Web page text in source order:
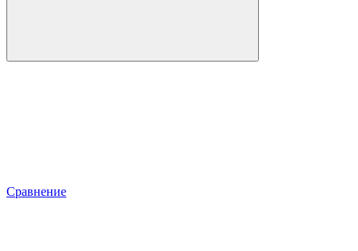
Сравнение